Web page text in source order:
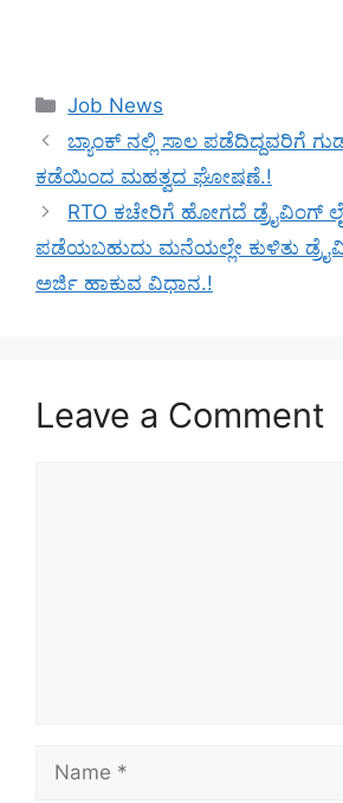
Categories
Job News
ಬ್ಯಾಂಕ್ ನಲ್ಲಿ ಸಾಲ ಪಡೆದಿದ್ದವರಿಗೆ
ಕಡೆಯಿಂದ ಮಹತ್ವದ ಘೋಷಣೆ.!
RTO ಕಚೇರಿಗೆ ಹೋಗದೆ ಡ್ರೈವಿಂಗ್
ಪಡೆಯಬಹುದು ಮನೆಯಲ್ಲೇ ಕುಳಿತು
ಅರ್ಜಿ ಹಾಕುವ ವಿಧಾನ.!
Leave a Comment